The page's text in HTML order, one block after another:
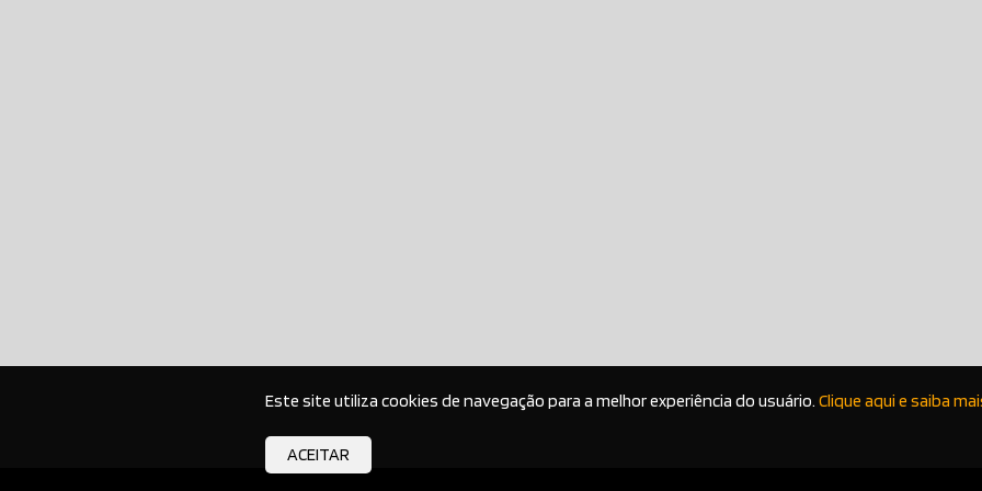
Este site utiliza cookies de navegação para a melhor experiência do usuário. Clique aqui e saiba
ACEITAR